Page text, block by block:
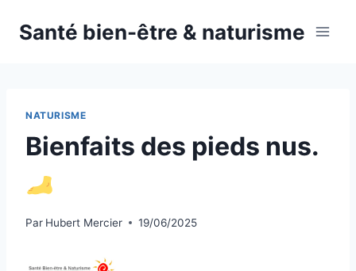
Santé bien-être & naturisme
NATURISME
Bienfaits des pieds nus.
Par Hubert Mercier 19/06/2025